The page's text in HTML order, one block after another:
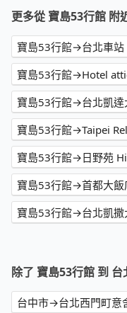
更多從 寶島53行館 附
寶島53行館→台北車站
寶島53行館→Hotel
寶島53行館→台北凱達
寶島53行館→Taipei
寶島53行館→日野苑
寶島53行館→首都大飯
寶島53行館→台北凱撒
除了 寶島53行館 到
台中市→台北西門町意